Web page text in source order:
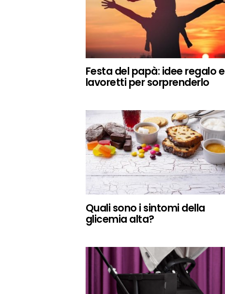
Festa del papà: idee regalo e
lavoretti per sorprenderlo
Quali sono i sintomi della
glicemia alta?